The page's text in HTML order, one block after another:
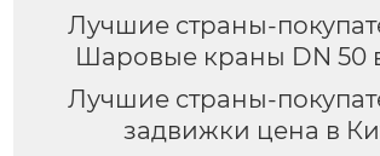
Лучшие страны-
Шаровые краны DN 50
Лучшие страны-
задвижки цена в